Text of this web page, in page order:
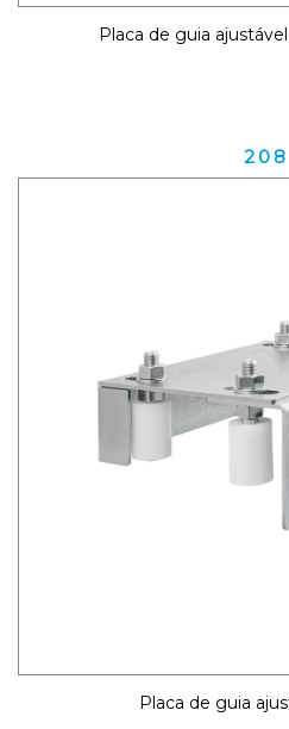
Placa de guia
208
Placa de guia